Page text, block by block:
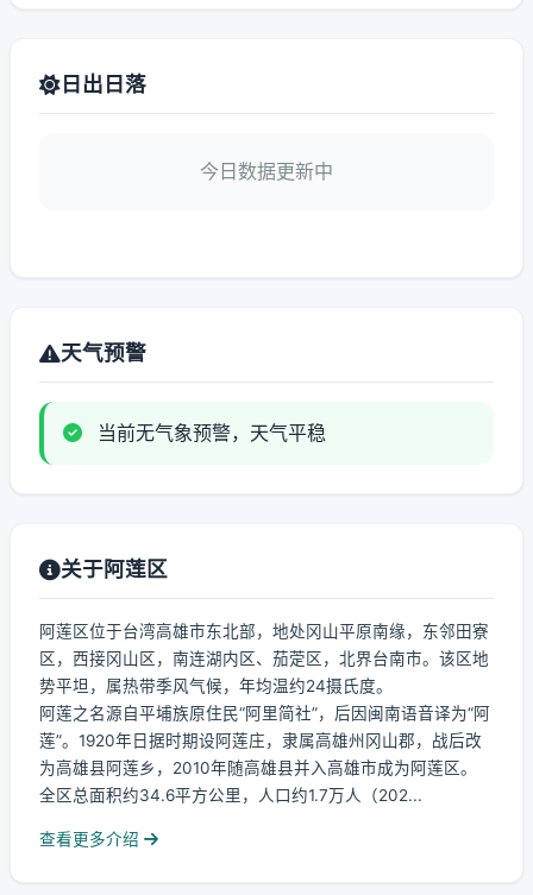
日出日落
今日数据更新中
天气预警
当前无气象预警，天气平稳
关于阿莲区
阿莲区位于台湾高雄市东北部，地处冈山平原南缘，东邻田寮
区，西接冈山区，南连湖内区、茄萣区，北界台南市。该区地
势平坦，属热带季风气候，年均温约24摄氏度。
阿莲之名源自平埔族原住民“阿里简社”，后因闽南语音译为“阿
莲”。1920年日据时期设阿莲庄，隶属高雄州冈山郡，战后改
为高雄县阿莲乡，2010年随高雄县并入高雄市成为阿莲区。
全区总面积约34.6平方公里，人口约1.7万人（202...
查看更多介绍